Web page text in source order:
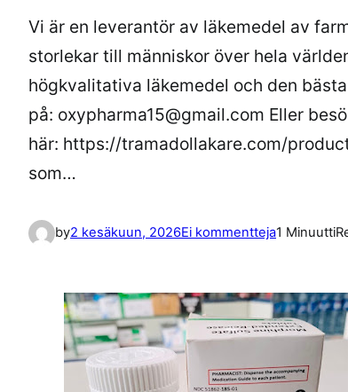
Vi är en leverantör av läkemedel av
storlekar till människor över hela
högkvalitativa läkemedel och den
på: oxypharma15@gmail.com Eller
här: https://tramadollakare.com/
som…
by2 kesäkuun, 2026Ei kommenttejaa
i
k
e
l
1 Minuutti